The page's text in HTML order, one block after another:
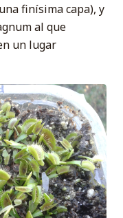
finísima capa), y
al que
un lugar